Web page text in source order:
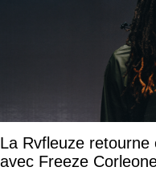
La Rvfleuze
avec Freeze